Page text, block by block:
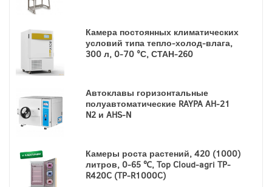
Камера постоянных климатических
условий типа тепло-холод-влага,
300 л, 0-70 °С, СТАН-260
Автоклавы горизонтальные
полуавтоматические RAYPA AH-21
N2 и AHS-N
Камеры роста растений, 420 (1000)
литров, 0-65 ℃, Top Cloud-agri TP-
R420C (TP-R1000C)